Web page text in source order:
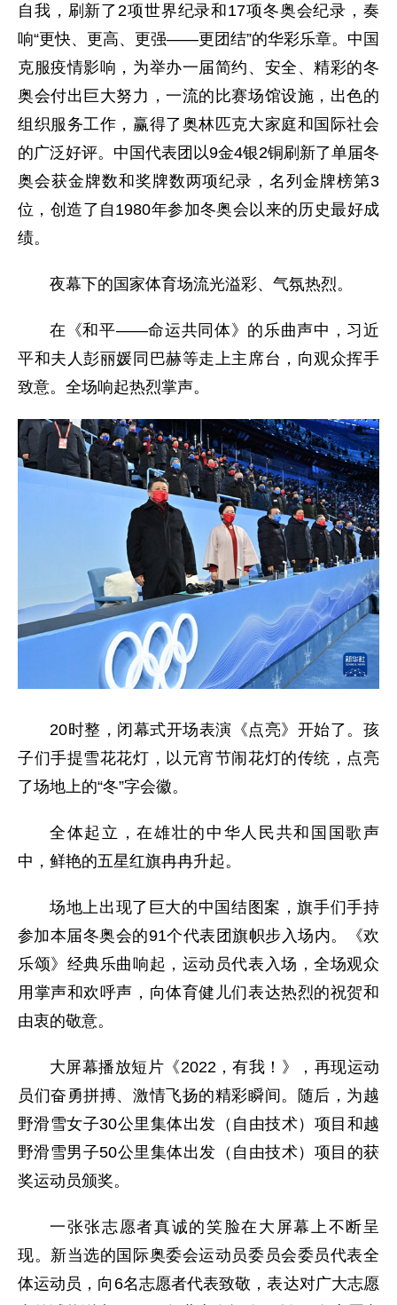
自我，刷新了2项世界纪录和17项冬奥会纪录，奏
响“更快、更高、更强——更团结”的华彩乐章。中国
克服疫情影响，为举办一届简约、安全、精彩的冬
奥会付出巨大努力，一流的比赛场馆设施，出色的
组织服务工作，赢得了奥林匹克大家庭和国际社会
的广泛好评。中国代表团以9金4银2铜刷新了单届冬
奥会获金牌数和奖牌数两项纪录，名列金牌榜第3
位，创造了自1980年参加冬奥会以来的历史最好成
绩。
夜幕下的国家体育场流光溢彩、气氛热烈。
在《和平——命运共同体》的乐曲声中，习近
平和夫人彭丽媛同巴赫等走上主席台，向观众挥手
致意。全场响起热烈掌声。
20时整，闭幕式开场表演《点亮》开始了。孩
子们手提雪花花灯，以元宵节闹花灯的传统，点亮
了场地上的“冬”字会徽。
全体起立，在雄壮的中华人民共和国国歌声
中，鲜艳的五星红旗冉冉升起。
场地上出现了巨大的中国结图案，旗手们手持
参加本届冬奥会的91个代表团旗帜步入场内。《欢
乐颂》经典乐曲响起，运动员代表入场，全场观众
用掌声和欢呼声，向体育健儿们表达热烈的祝贺和
由衷的敬意。
大屏幕播放短片《2022，有我！》，再现运动
员们奋勇拼搏、激情飞扬的精彩瞬间。随后，为越
野滑雪女子30公里集体出发（自由技术）项目和越
野滑雪男子50公里集体出发（自由技术）项目的获
奖运动员颁奖。
一张张志愿者真诚的笑脸在大屏幕上不断呈
现。新当选的国际奥委会运动员委员会委员代表全
体运动员，向6名志愿者代表致敬，表达对广大志愿